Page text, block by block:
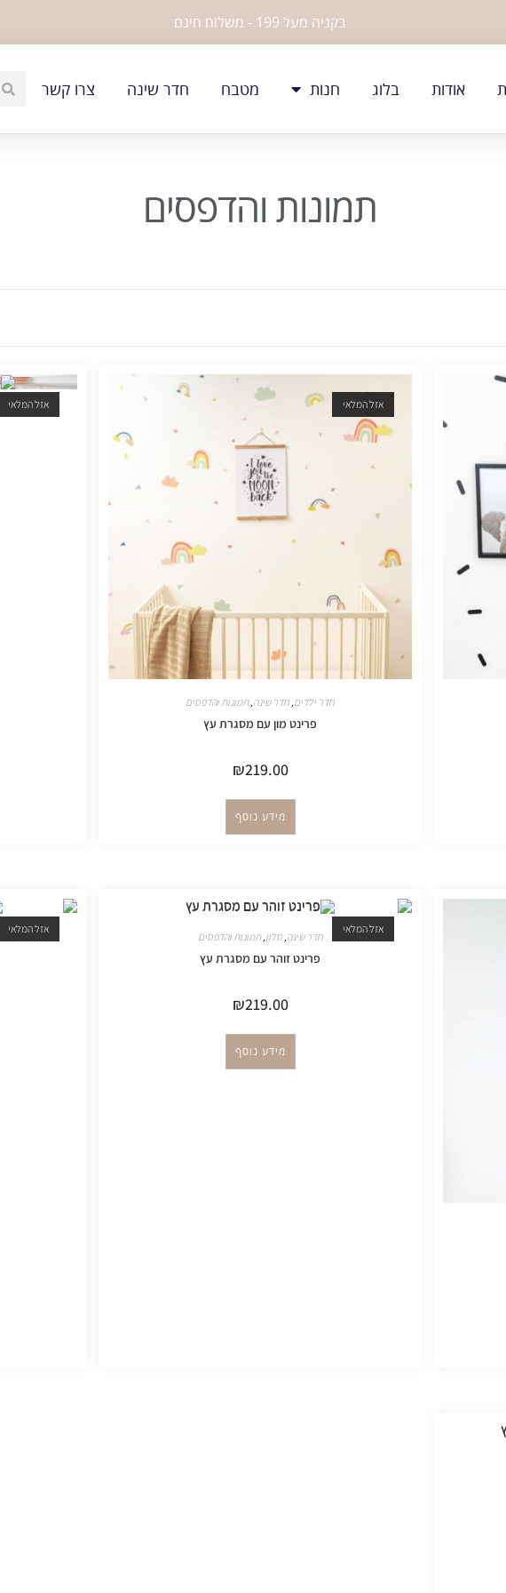
בקניה מעל 199 - משלוח חינם
אודות בלוג חנות מטבח חדר שינה צרו קשר
תמונות והדפסים
אזל המלאי
חדר ילדים חדר שינה ,תמונות והדפסים
פרינט מון עם מסגרת עץ
₪219.00
מידע נוסף
אזל המלאי
אזל המלאי
חדר שינה ,סלון ,תמונות והדפסים
פרינט זוהר עם מסגרת עץ
₪219.00
מידע נוסף
אזל המלאי